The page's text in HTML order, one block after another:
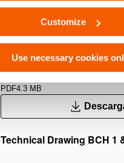
Customize
Use necessary cookies
PDF4.3 MB
Technical Drawing BCH 1